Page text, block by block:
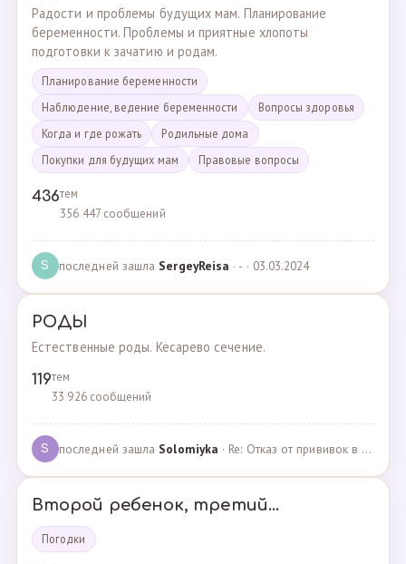
Радости и проблемы будущих мам. Планирование
беременности. Проблемы и приятные хлопоты
подготовки к зачатию и родам.
Планирование беременности
Наблюдение, ведение беременности
Вопросы здоровья
Когда и где рожать
Родильные дома
Покупки для будущих мам
Правовые вопросы
436тем
356 447 сообщений
S последней зашла SergeyReisa · - · 03.03.2024
РОДЫ
Естественные роды. Кесарево сечение.
119тем
33 926 сообщений
S последней зашла Solomiyka · Re: Отказ от прививок в роддоме · 07.05.2022
Второй ребенок, третий...
Погодки